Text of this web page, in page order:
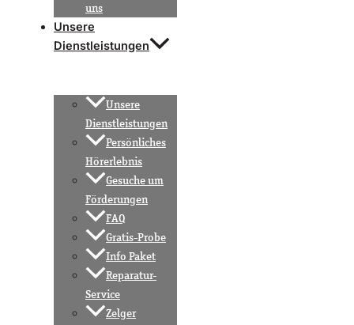
uns
Unsere
Dienstleistungen
Unsere
Dienstleistungen
Persönliches
Hörerlebnis
Gesuche um
Förderungen
FAQ
Gratis-Probe
Info Paket
Reparatur-
Service
Zelger